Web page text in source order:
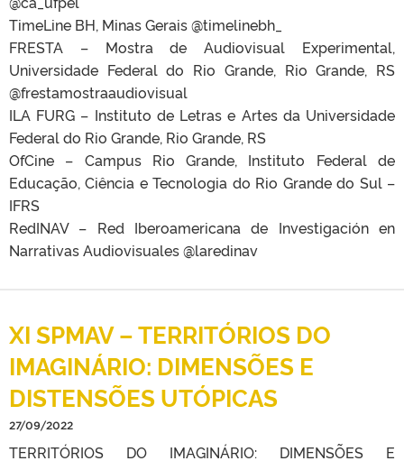
TimeLine BH, Minas Gerais @timelinebh_
FRESTA – Mostra de Audiovisual Experimental,
Universidade Federal do Rio Grande, Rio Grande, RS
@frestamostraaudiovisual
ILA FURG – Instituto de Letras e Artes da Universidade
Federal do Rio Grande, Rio Grande, RS
OfCine – Campus Rio Grande, Instituto Federal de
Educação, Ciência e Tecnologia do Rio Grande do Sul –
IFRS
RedINAV – Red Iberoamericana de Investigación en
Narrativas Audiovisuales @laredinav
XI SPMAV – TERRITÓRIOS DO
IMAGINÁRIO: DIMENSÕES E
DISTENSÕES UTÓPICAS
27/09/2022
TERRITÓRIOS DO IMAGINÁRIO: DIMENSÕES E